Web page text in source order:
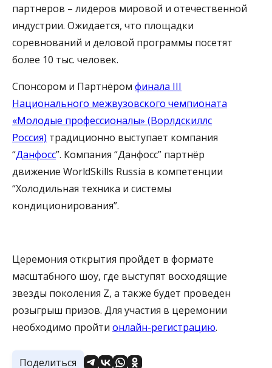
партнеров – лидеров мировой и отечественной
индустрии. Ожидается, что площадки
соревнований и деловой программы посетят
более 10 тыс. человек.
Спонсором и Партнёром финала III
Национального межвузовского чемпионата
«Молодые профессионалы» (Ворлдскиллс
Россия) традиционно выступает компания
“Данфосс”. Компания “Данфосс” партнёр
движение WorldSkills Russia в компетенции
“Холодильная техника и системы
кондиционирования”.
Церемония открытия пройдет в формате
масштабного шоу, где выступят восходящие
звезды поколения Z, а также будет проведен
розыгрыш призов. Для участия в церемонии
необходимо пройти онлайн-регистрацию.
Поделиться